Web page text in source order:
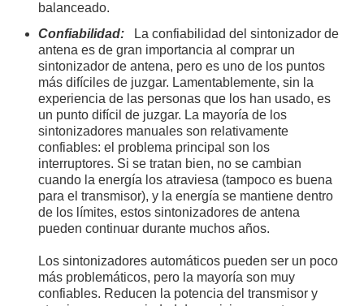
balanceado.
Confiabilidad: La confiabilidad del sintonizador de
antena es de gran importancia al comprar un
sintonizador de antena, pero es uno de los puntos
más difíciles de juzgar. Lamentablemente, sin la
experiencia de las personas que los han usado, es
un punto difícil de juzgar. La mayoría de los
sintonizadores manuales son relativamente
confiables: el problema principal son los
interruptores. Si se tratan bien, no se cambian
cuando la energía los atraviesa (tampoco es buena
para el transmisor), y la energía se mantiene dentro
de los límites, estos sintonizadores de antena
pueden continuar durante muchos años.
Los sintonizadores automáticos pueden ser un poco
más problemáticos, pero la mayoría son muy
confiables. Reducen la potencia del transmisor y